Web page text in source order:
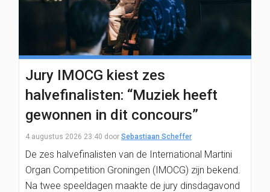
Jury IMOCG kiest zes
halvefinalisten: “Muziek heeft
gewonnen in dit concours”
4 augustus 2026 23:40 door Sebastiaan Scheffer
De zes halvefinalisten van de International Martini
Organ Competition Groningen (IMOCG) zijn bekend.
Na twee speeldagen maakte de jury dinsdagavond